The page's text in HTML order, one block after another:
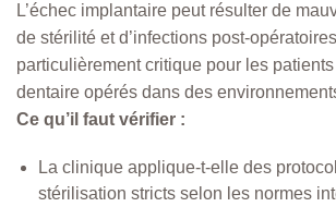
L’échec implantaire peut résulter de
de stérilité et d’infections post-
particulièrement critique pour les
dentaire opérés dans des
Ce qu’il faut vérifier :
La clinique applique-t-elle des
stérilisation stricts selon les normes